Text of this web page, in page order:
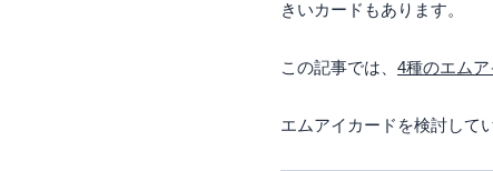
きいカードもあります。
この記事では、 4種のエム
エムアイカードを検討して